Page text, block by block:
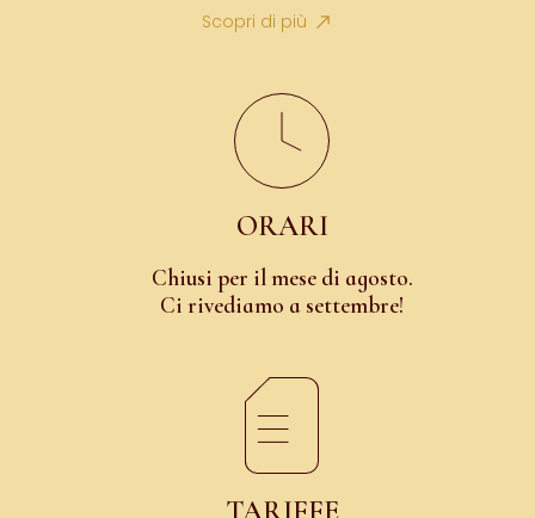
Scopri di più
ORARI
Chiusi per il mese di agosto.
Ci rivediamo a settembre!